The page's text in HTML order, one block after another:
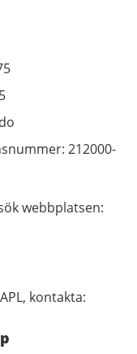
212000-
webbplatsen:
kontakta: